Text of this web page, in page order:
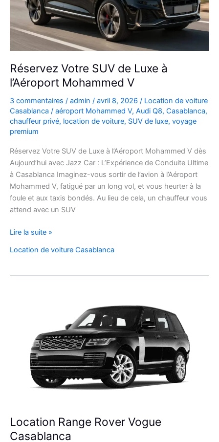
plans
Réservez Votre SUV de Luxe à
l’Aéroport Mohammed V
3 commentaires / admin / avril 8, 2026 / Location de voiture
Casablanca / aéroport Mohammed V, Audi Q8, Casablanca,
chauffeur privé, location de voiture, SUV de luxe, voyage
premium
Réservez Votre SUV de Luxe à l’Aéroport Mohammed V dès
Aujourd’hui avec Jazz Car : L’Expérience de Conduite Ultime
à Casablanca Imaginez-vous sortir de l’avion à l’Aéroport
Mohammed V, fatigué par un long vol, et vous heurter à la
foule et aux taxis bondés. Au lieu de cela, un chauffeur vous
attend avec un SUV
Réservez
SUV
Luxe
Lire la suite »
Location de voiture Casablanca
Location Range Rover Vogue
Casablanca